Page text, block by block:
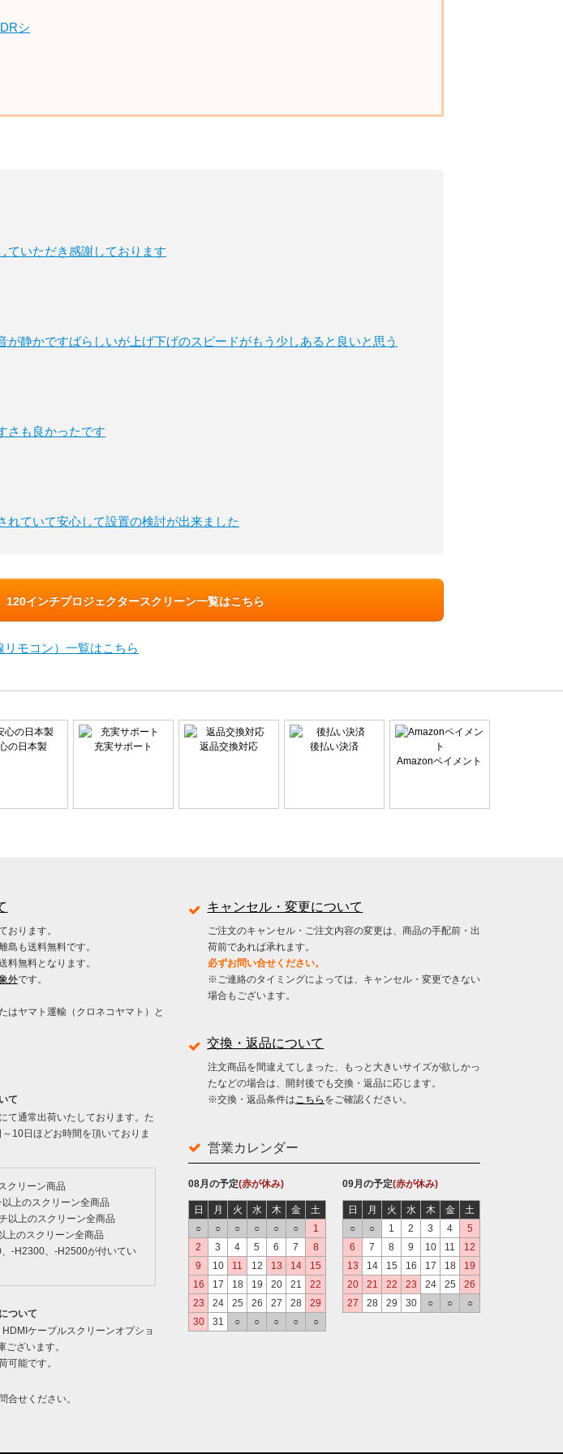
シ
ていただき感謝しております
が静かですばらしいが上げ下げのスピードがもう少しあると良いと思う
さも良かったです
れていて安心して設置の検討が出来ました
120インチプロジェクタースクリーン一覧はこちら
モコン）一覧はこちら
の日本製 充実サポート 返品交換対応
後払い決済
Amazonペイメント
おります。
島も送料無料です。
料無料となります。
外です。
はヤマト運輸（クロネコヤマト）と
て
て通常出荷いたしております。た
10日ほどお時間を頂いておりま
クリーン商品
上のスクリーン全商品
上のスクリーン全商品
のスクリーン全商品
-H2300、-H2500が付いてい
ついて
ケーブルスクリーンオプショ
ございます。
可能です。
合せください。
キャンセル・変更について
ご注文のキャンセル・ご注文内容の変更は、商品の手配前・出
荷前であれば承れます。
必ずお問い合せください。
※ご連絡のタイミングによっては、キャンセル・変更できない
場合もございます。
交換・返品について
注文商品を間違えてしまった、もっと大きいサイズが欲しかっ
たなどの場合は、開封後でも交換・返品に応じます。
※交換・返品条件はこちら をご確認ください。
営業カレンダー
08月の予定(赤が休み)
日 月 火 水 木 金
土
○
○ ○ ○ ○ ○
1
2
3 4 5 6 7
8
9
10 11 12 13 14
15
16
17 18 19 20 21
22
23
24 25 26 27 28
29
30
31 ○ ○ ○ ○ ○
09月の予定(赤が休み)
日 月 火 水 木 金
土
○
○ 1 2 3 4
5
6
7 8 9 10 11
12
13
14 15 16 17 18
19
20
21 22 23 24 25
26
27
28 29 30 ○ ○ ○